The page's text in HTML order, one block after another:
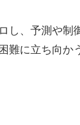
し、予測や
に立ち向か